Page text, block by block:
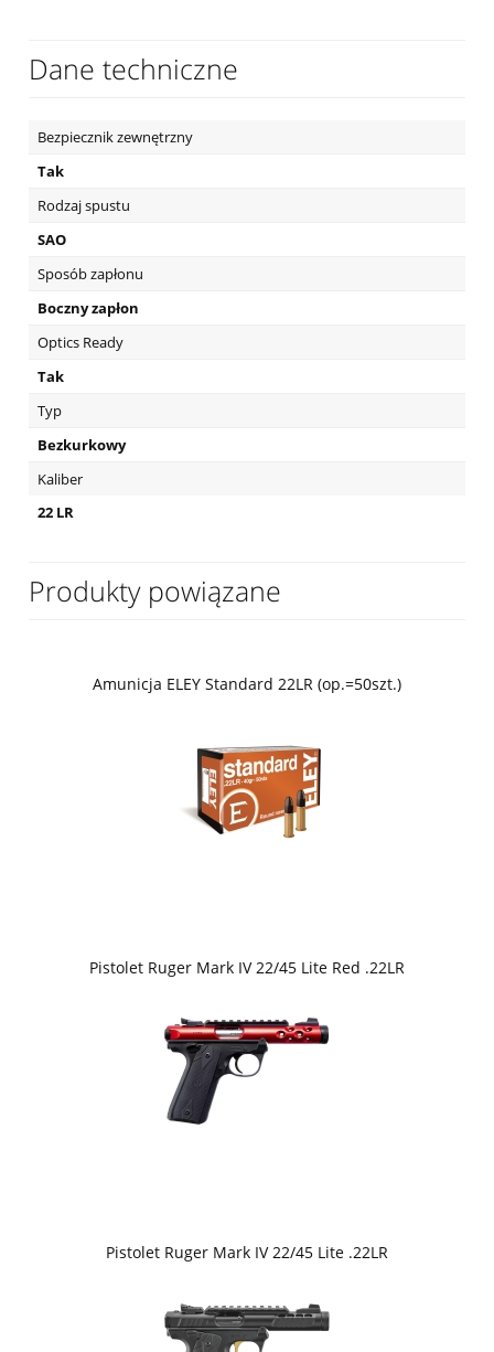
Dane techniczne
Bezpiecznik zewnętrzny
Tak
Rodzaj spustu
SAO
Sposób zapłonu
Boczny zapłon
Optics Ready
Tak
Typ
Bezkurkowy
Kaliber
22 LR
Produkty powiązane
Amunicja ELEY Standard 22LR (op.=50szt.)
Pistolet Ruger Mark IV 22/45 Lite Red .22LR
Pistolet Ruger Mark IV 22/45 Lite .22LR